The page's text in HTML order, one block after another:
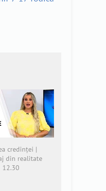
credinței |
din realitate
12.30